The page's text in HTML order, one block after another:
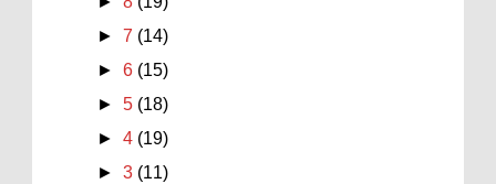
► 7 (14)
►6 (15)
►5 (18)
►4 (19)
►3 (11)